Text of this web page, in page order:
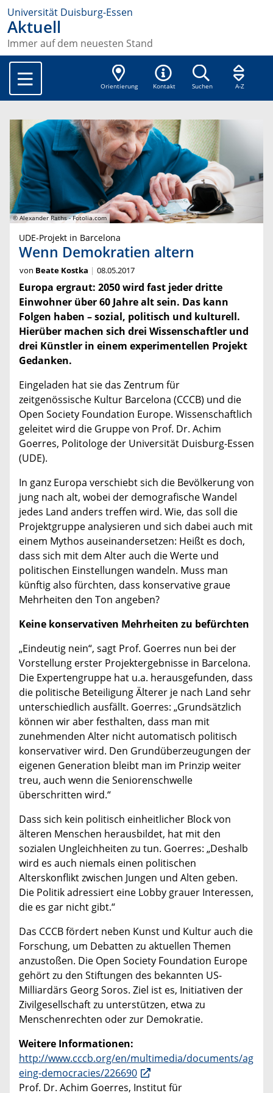
Universität Duisburg-Essen
Aktuell
Immer auf dem neuesten Stand
Orientierung Kontakt Suchen A-Z
© Alexander Raths - Fotolia.com
UDE-Projekt in Barcelona
Wenn Demokratien altern
von Beate Kostka 08.05.2017
Europa ergraut: 2050 wird fast jeder dritte
Einwohner über 60 Jahre alt sein. Das kann
Folgen haben – sozial, politisch und kulturell.
Hierüber machen sich drei Wissenschaftler und
drei Künstler in einem experimentellen Projekt
Gedanken.
Eingeladen hat sie das Zentrum für
zeitgenössische Kultur Barcelona (CCCB) und die
Open Society Foundation Europe. Wissenschaftlich
geleitet wird die Gruppe von Prof. Dr. Achim
Goerres, Politologe der Universität Duisburg-Essen
(UDE).
In ganz Europa verschiebt sich die Bevölkerung von
jung nach alt, wobei der demografische Wandel
jedes Land anders treffen wird. Wie, das soll die
Projektgruppe analysieren und sich dabei auch mit
einem Mythos auseinandersetzen: Heißt es doch,
dass sich mit dem Alter auch die Werte und
politischen Einstellungen wandeln. Muss man
künftig also fürchten, dass konservative graue
Mehrheiten den Ton angeben?
Keine konservativen Mehrheiten zu befürchten
„Eindeutig nein“, sagt Prof. Goerres nun bei der
Vorstellung erster Projektergebnisse in Barcelona.
Die Expertengruppe hat u.a. herausgefunden, dass
die politische Beteiligung Älterer je nach Land sehr
unterschiedlich ausfällt. Goerres: „Grundsätzlich
können wir aber festhalten, dass man mit
zunehmenden Alter nicht automatisch politisch
konservativer wird. Den Grundüberzeugungen der
eigenen Generation bleibt man im Prinzip weiter
treu, auch wenn die Seniorenschwelle
überschritten wird.“
Dass sich kein politisch einheitlicher Block von
älteren Menschen herausbildet, hat mit den
sozialen Ungleichheiten zu tun. Goerres: „Deshalb
wird es auch niemals einen politischen
Alterskonflikt zwischen Jungen und Alten geben.
Die Politik adressiert eine Lobby grauer Interessen,
die es gar nicht gibt.“
Das CCCB fördert neben Kunst und Kultur auch die
Forschung, um Debatten zu aktuellen Themen
anzustoßen. Die Open Society Foundation Europe
gehört zu den Stiftungen des bekannten US-
Milliardärs Georg Soros. Ziel ist es, Initiativen der
Zivilgesellschaft zu unterstützen, etwa zu
Menschenrechten oder zur Demokratie.
Weitere Informationen:
http://www.cccb.org/en/multimedia/documents/ag
eing-democracies/226690
Prof. Dr. Achim Goerres, Institut für